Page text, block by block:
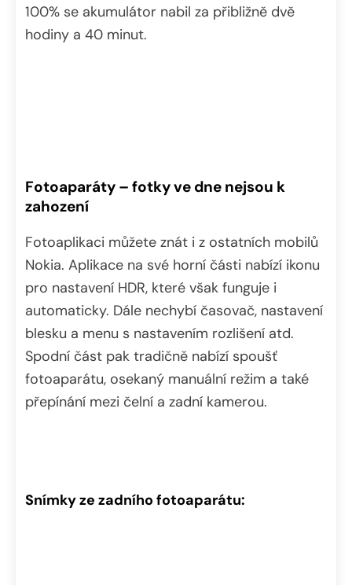
100% se akumulátor nabil za přibližně dvě
hodiny a 40 minut.
Fotoaparáty – fotky ve dne nejsou k
zahození
Fotoaplikaci můžete znát i z ostatních mobilů
Nokia. Aplikace na své horní části nabízí ikonu
pro nastavení HDR, které však funguje i
automaticky. Dále nechybí časovač, nastavení
blesku a menu s nastavením rozlišení atd.
Spodní část pak tradičně nabízí spoušť
fotoaparátu, osekaný manuální režim a také
přepínání mezi čelní a zadní kamerou.
Snímky ze zadního fotoaparátu: